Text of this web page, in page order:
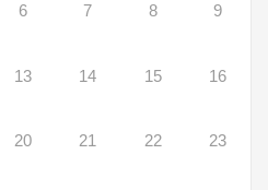
6 7 8 9
13 14 15 16
20 21 22 23